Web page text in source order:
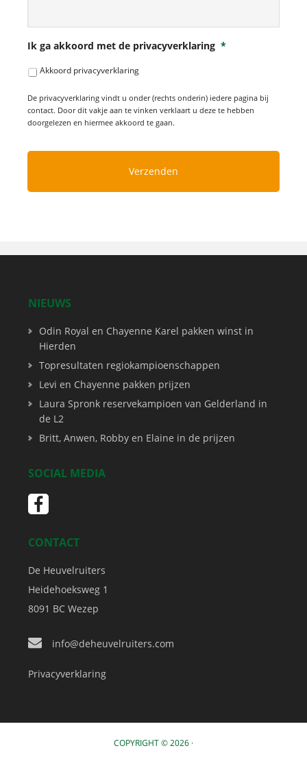
Ik ga akkoord met de privacyverklaring *
Akkoord privacyverklaring
De privacyverklaring vindt u onder (rechts onderin) iedere pagina bij
contact. Door dit vakje aan te vinken verklaart u deze te hebben
doorgelezen en hiermee akkoord te gaan.
NIEUWS
Odin Royal en Chayenne Karel pakken winst in
Hierden
Topresultaten regiokampioenschappen
Levi en Chayenne pakken prijzen
Laura Spronk reservekampioen van Gelderland in
de L2
Britt, Anwen, Robby en Elaine in de prijzen
SOCIAL MEDIA
CONTACT
De Heuvelruiters
Heidehoeksweg 1
8091 BC Wezep
info@deheuvelruiters.com
Privacyverklaring
COPYRIGHT © 2026 ·